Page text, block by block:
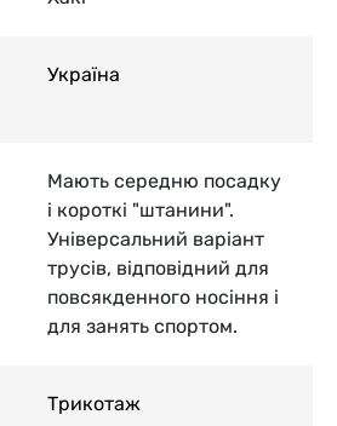
Україна
Мають середню посадку
і короткі "штанини".
Універсальний варіант
трусів, відповідний для
повсякденного носіння і
для занять спортом.
Трикотаж